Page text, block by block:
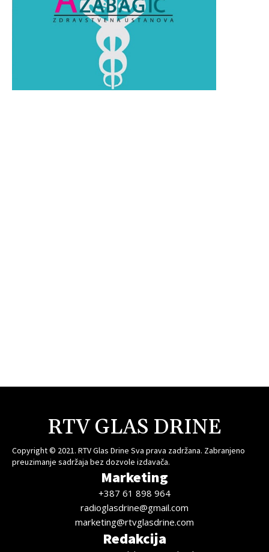
RTV GLAS DRINE
Copyright © 2021. RTV Glas Drine Sva prava zadržana. Zabranjeno
preuzimanje sadržaja bez dozvole izdavača.
Marketing
+387 61 898 964
radioglasdrine@gmail.com
marketing@rtvglasdrine.com
Redakcija